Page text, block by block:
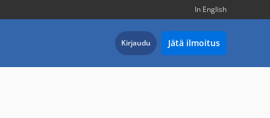
In English
Kirjaudu Jätä ilmoitus